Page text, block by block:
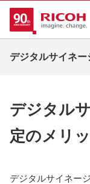
デジタルサイネー
お役立ちコラム
業種・業態別ソリューシ
デジタル
定のメリ
デジタルサイネー